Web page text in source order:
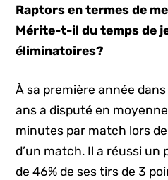
Raptors en termes de
Mérite-t-il du temps de
éliminatoires?
À sa première année
ans a disputé en
minutes par match lors
d’un match. Il a réussi
de 46% de ses tirs de 3